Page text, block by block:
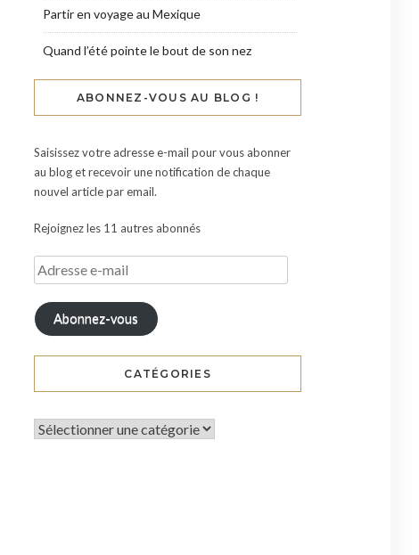
Partir en voyage au Mexique
Quand l’été pointe le bout de son nez
ABONNEZ-VOUS AU BLOG !
Saisissez votre adresse e-mail pour vous abonner
au blog et recevoir une notification de chaque
nouvel article par email.
Rejoignez les 11 autres abonnés
Abonnez-vous
CATÉGORIES